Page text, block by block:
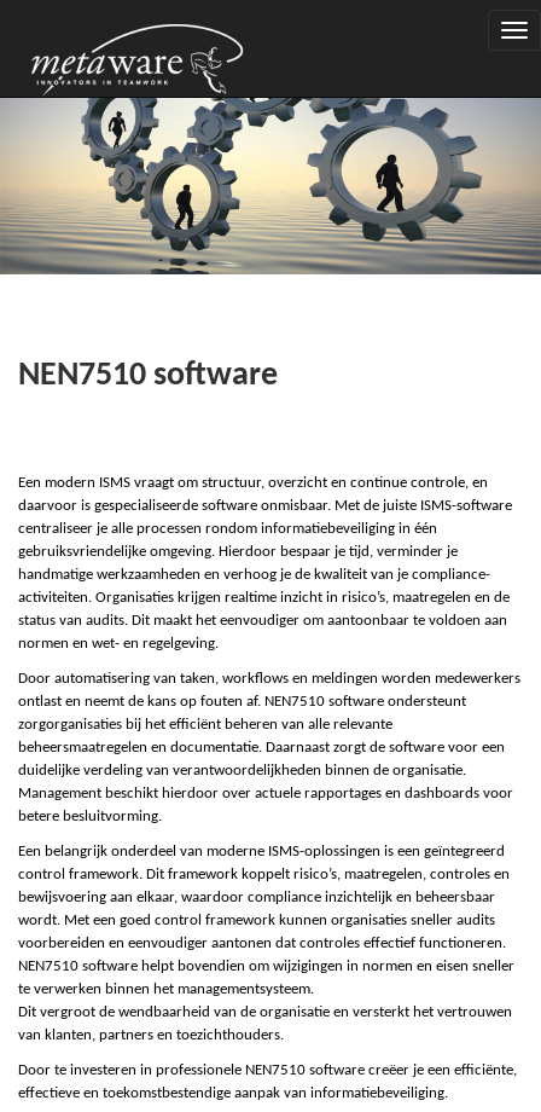
NEN7510 software
Een modern ISMS vraagt om structuur, overzicht en continue controle, en
daarvoor is gespecialiseerde software onmisbaar. Met de juiste ISMS-software
centraliseer je alle processen rondom informatiebeveiliging in één
gebruiksvriendelijke omgeving. Hierdoor bespaar je tijd, verminder je
handmatige werkzaamheden en verhoog je de kwaliteit van je compliance-
activiteiten. Organisaties krijgen realtime inzicht in risico’s, maatregelen en de
status van audits. Dit maakt het eenvoudiger om aantoonbaar te voldoen aan
normen en wet- en regelgeving.
Door automatisering van taken, workflows en meldingen worden medewerkers
ontlast en neemt de kans op fouten af. NEN7510 software ondersteunt
zorgorganisaties bij het efficiënt beheren van alle relevante
beheersmaatregelen en documentatie. Daarnaast zorgt de software voor een
duidelijke verdeling van verantwoordelijkheden binnen de organisatie.
Management beschikt hierdoor over actuele rapportages en dashboards voor
betere besluitvorming.
Een belangrijk onderdeel van moderne ISMS-oplossingen is een geïntegreerd
control framework. Dit framework koppelt risico’s, maatregelen, controles en
bewijsvoering aan elkaar, waardoor compliance inzichtelijk en beheersbaar
wordt. Met een goed control framework kunnen organisaties sneller audits
voorbereiden en eenvoudiger aantonen dat controles effectief functioneren.
NEN7510 software helpt bovendien om wijzigingen in normen en eisen sneller
te verwerken binnen het managementsysteem.
Dit vergroot de wendbaarheid van de organisatie en versterkt het vertrouwen
van klanten, partners en toezichthouders.
Door te investeren in professionele NEN7510 software creëer je een efficiënte,
effectieve en toekomstbestendige aanpak van informatiebeveiliging.